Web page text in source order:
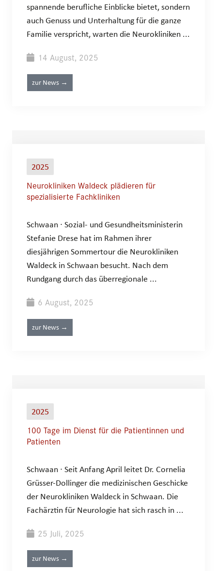
spannende berufliche Einblicke bietet, sondern
auch Genuss und Unterhaltung für die ganze
Familie verspricht, warten die Neurokliniken ...
14 August, 2025
zur News →
2025
Neurokliniken Waldeck plädieren für
spezialisierte Fachkliniken
Schwaan ∙ Sozial- und Gesundheitsministerin
Stefanie Drese hat im Rahmen ihrer
diesjährigen Sommertour die Neurokliniken
Waldeck in Schwaan besucht. Nach dem
Rundgang durch das überregionale ...
6 August, 2025
zur News →
2025
100 Tage im Dienst für die Patientinnen und
Patienten
Schwaan ∙ Seit Anfang April leitet Dr. Cornelia
Grüsser-Dollinger die medizinischen Geschicke
der Neurokliniken Waldeck in Schwaan. Die
Fachärztin für Neurologie hat sich rasch in ...
25 Juli, 2025
zur News →